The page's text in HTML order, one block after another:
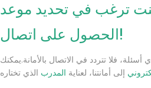
ترغب في تحديد موعد
الحصول على اتصال!
فلا تتردد في الاتصال بالأمانة.يمكنك
إلى أمانتنا، لعناية المدرب